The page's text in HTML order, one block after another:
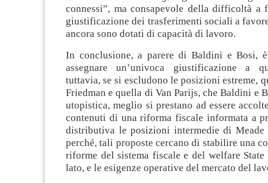
connessi”, ma consapevole della difficoltà a
giustificazione dei trasferimenti sociali a
ancora sono dotati di capacità di lavoro.
In conclusione, a parere di Baldini e Bosi,
assegnare un’univoca giustificazione a
tuttavia, se si escludono le posizioni estreme,
Friedman e quella di Van Parijs, che Baldini e
utopistica, meglio si prestano ad essere
contenuti di una riforma fiscale informata a
distributiva le posizioni intermedie di
perché, tali proposte cercano di stabilire una
riforme del sistema fiscale e del welfare State
lato, e le esigenze operative del mercato del